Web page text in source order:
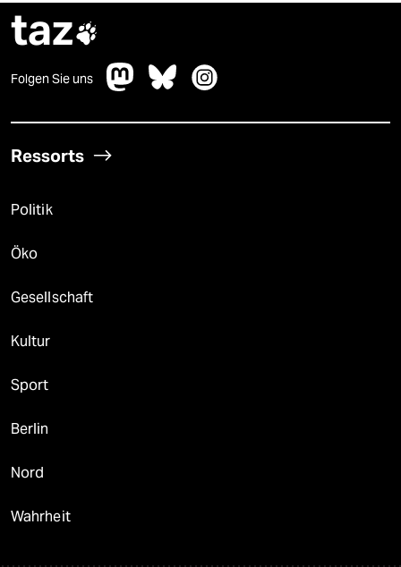
taz
Folgen Sie uns
Ressorts
Politik
Öko
Gesellschaft
Kultur
Sport
Berlin
Nord
Wahrheit